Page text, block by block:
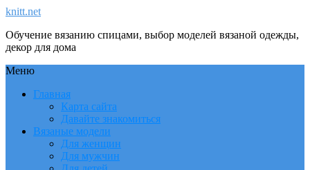
knitt.net
Обучение вязанию спицами, выбор моделей вязаной одежды,
декор для дома
Меню
Главная
Карта сайта
Давайте знакомиться
Вязаные модели
Для женщин
Для мужчин